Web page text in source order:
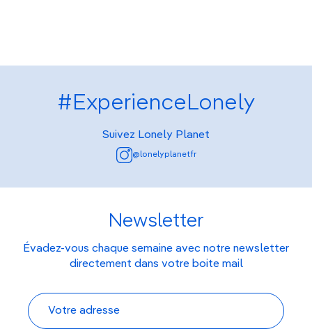
#ExperienceLonely
Suivez Lonely Planet
@lonelyplanetfr
Newsletter
Évadez-vous chaque semaine avec notre newsletter
directement dans votre boite mail